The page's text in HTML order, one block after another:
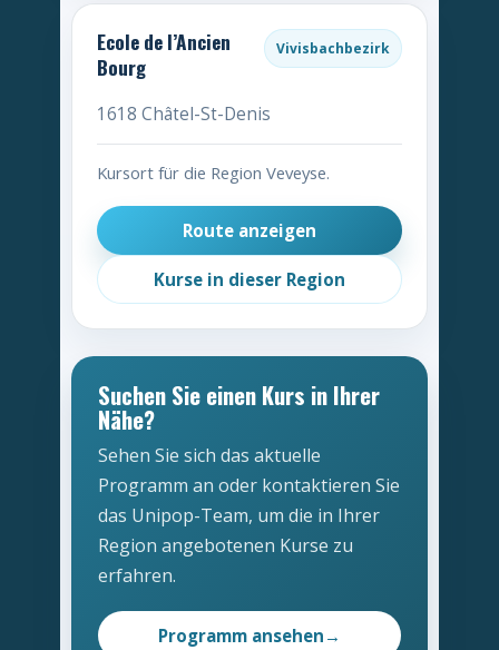
Ecole de l’Ancien
Bourg
Vivisbachbezirk
1618 Châtel-St-Denis
Kursort für die Region Veveyse.
Route anzeigen
Kurse in dieser Region
Suchen Sie einen Kurs in Ihrer
Nähe?
Sehen Sie sich das aktuelle
Programm an oder kontaktieren Sie
das Unipop-Team, um die in Ihrer
Region angebotenen Kurse zu
erfahren.
Programm ansehen →
Newsletter